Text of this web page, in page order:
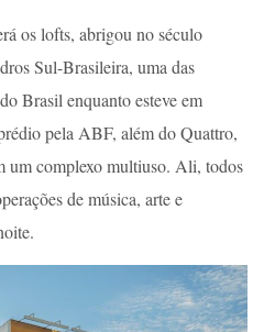
os lofts, abrigou no século
Sul-Brasileira, uma das
Brasil enquanto esteve em
pela ABF, além do Quattro,
um complexo multiuso. Ali, todos
de música, arte e